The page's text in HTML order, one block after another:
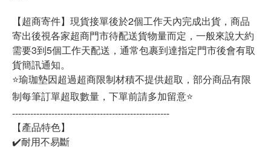
【超商寄件】現貨接單後於2個工作天內完成出貨，商品
寄出後視各家超商門市待配送貨物量而定，一般來說大約
需要3到5個工作天配送，通常包裹到達指定門市後會有取
貨簡訊通知。
⭐瑜珈墊因超過超商限制材積不提供超取，部分商品有限
制每筆訂單超取數量，下單前請多加留意⭐
----------------------------------------------------
【產品特色】
✔️耐用不易斷